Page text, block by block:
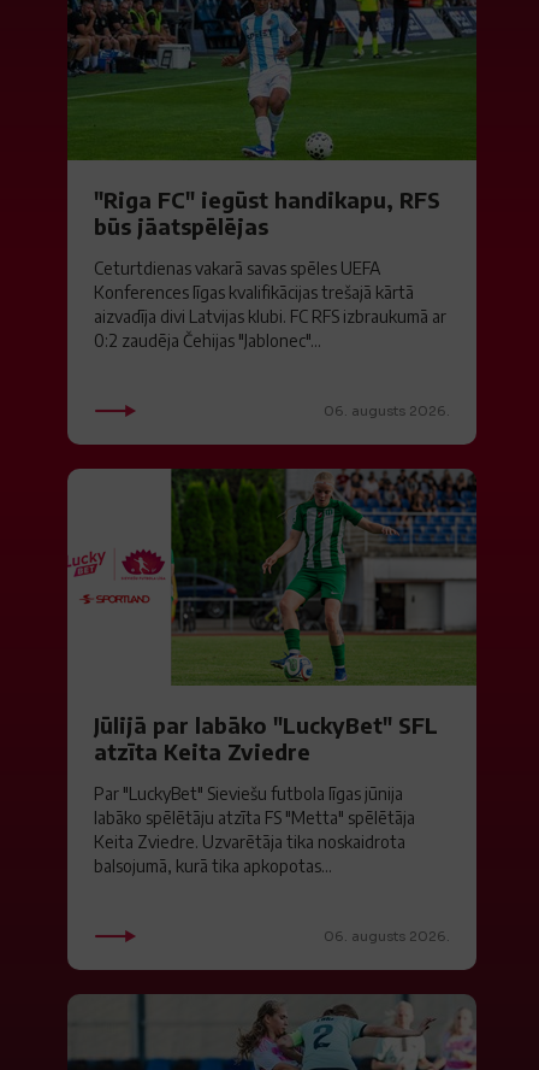
"Riga FC" iegūst handikapu, RFS
būs jāatspēlējas
Ceturtdienas vakarā savas spēles UEFA
Konferences līgas kvalifikācijas trešajā kārtā
aizvadīja divi Latvijas klubi. FC RFS izbraukumā ar
0:2 zaudēja Čehijas "Jablonec"...
06. augusts 2026.
Jūlijā par labāko "LuckyBet" SFL
atzīta Keita Zviedre
Par "LuckyBet" Sieviešu futbola līgas jūnija
labāko spēlētāju atzīta FS "Metta" spēlētāja
Keita Zviedre. Uzvarētāja tika noskaidrota
balsojumā, kurā tika apkopotas...
06. augusts 2026.